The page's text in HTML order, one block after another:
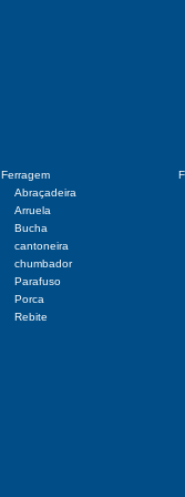
Ferragem
Abraçadeira
Arruela
Bucha
cantoneira
chumbador
Parafuso
Porca
Rebite